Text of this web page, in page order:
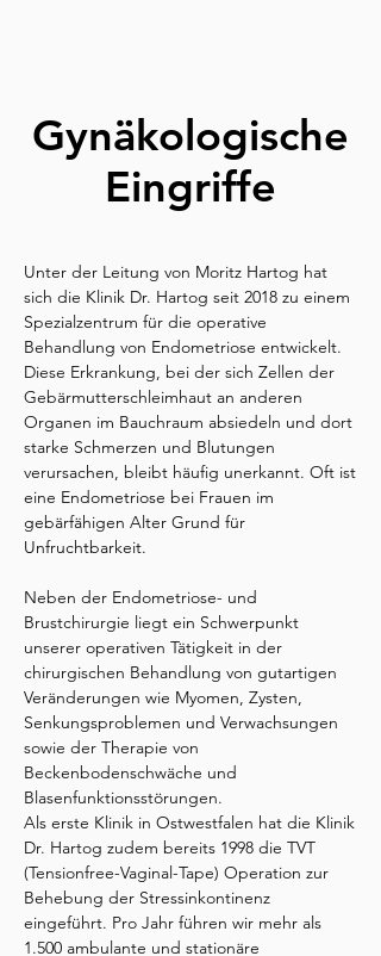
Gynäkologische
Eingriffe
Unter der Leitung von Moritz Hartog hat
sich die Klinik Dr. Hartog seit 2018 zu einem
Spezialzentrum für die operative
Behandlung von Endometriose entwickelt.
Diese Erkrankung, bei der sich Zellen der
Gebärmutterschleimhaut an anderen
Organen im Bauchraum absiedeln und dort
starke Schmerzen und Blutungen
verursachen, bleibt häufig unerkannt. Oft ist
eine Endometriose bei Frauen im
gebärfähigen Alter Grund für
Unfruchtbarkeit.
Neben der Endometriose- und
Brustchirurgie liegt ein Schwerpunkt
unserer operativen Tätigkeit in der
chirurgischen Behandlung von gutartigen
Veränderungen wie Myomen, Zysten,
Senkungsproblemen und Verwachsungen
sowie der Therapie von
Beckenbodenschwäche und
Blasenfunktionsstörungen.
Als erste Klinik in Ostwestfalen hat die Klinik
Dr. Hartog zudem bereits 1998 die TVT
(Tensionfree-Vaginal-Tape) Operation zur
Behebung der Stressinkontinenz
eingeführt. Pro Jahr führen wir mehr als
1.500 ambulante und stationäre